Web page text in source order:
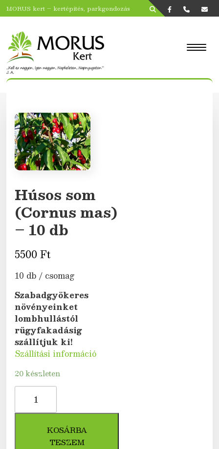
MORUS kert – kertépítés, parkgondozás
Húsos som
(Cornus mas)
– 10 db
5500Ft
10 db / csomag
Szabadgyökeres
növényeinket
lombhullástól
rügyfakadásig
szállítjuk ki!
Szállítási információ
20 készleten
Húsos
(Cornus
KOSÁRBA
TESZEM